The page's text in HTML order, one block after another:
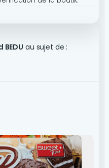
BEDU au sujet de :